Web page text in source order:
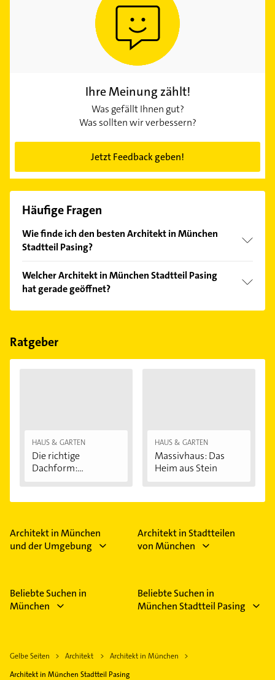
Ihre Meinung zählt!
Was gefällt Ihnen gut?
Was sollten wir verbessern?
Jetzt Feedback geben!
Häufige Fragen
Wie finde ich den besten Architekt in München
Stadtteil Pasing?
Kundenmeinungen und profitieren Sie von den
Empfehlungen. Die Suchergebnisse können Sie sich
einfach nachBewertungensortiert anzeigen lassen.
Welcher Architekt in München Stadtteil Pasing
hat gerade geöffnet?
Im Anbieter-Bereich finden Sie alleÖffnungszeiten.
Feiertagen abweichen können.
Ratgeber
HAUS & GARTEN
Die richtige
Dachform:
HAUS & GARTEN
Massivhaus: Das
Heim aus Stein
Architekt in München
und der Umgebung
Architekt in Stadtteilen
von München
Beliebte Suchen in
München
Beliebte Suchen in
München Stadtteil Pasing
Gelbe Seiten Architekt
Architekt in München
Architekt in München Stadtteil Pasing